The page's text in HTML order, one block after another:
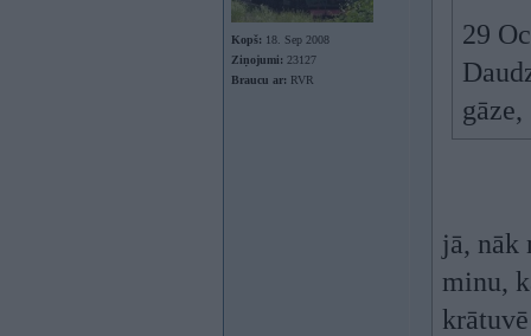
Kopš: 18. Sep 2008
Ziņojumi: 23127
Braucu ar: RVR
29
jā, nāk
minu,